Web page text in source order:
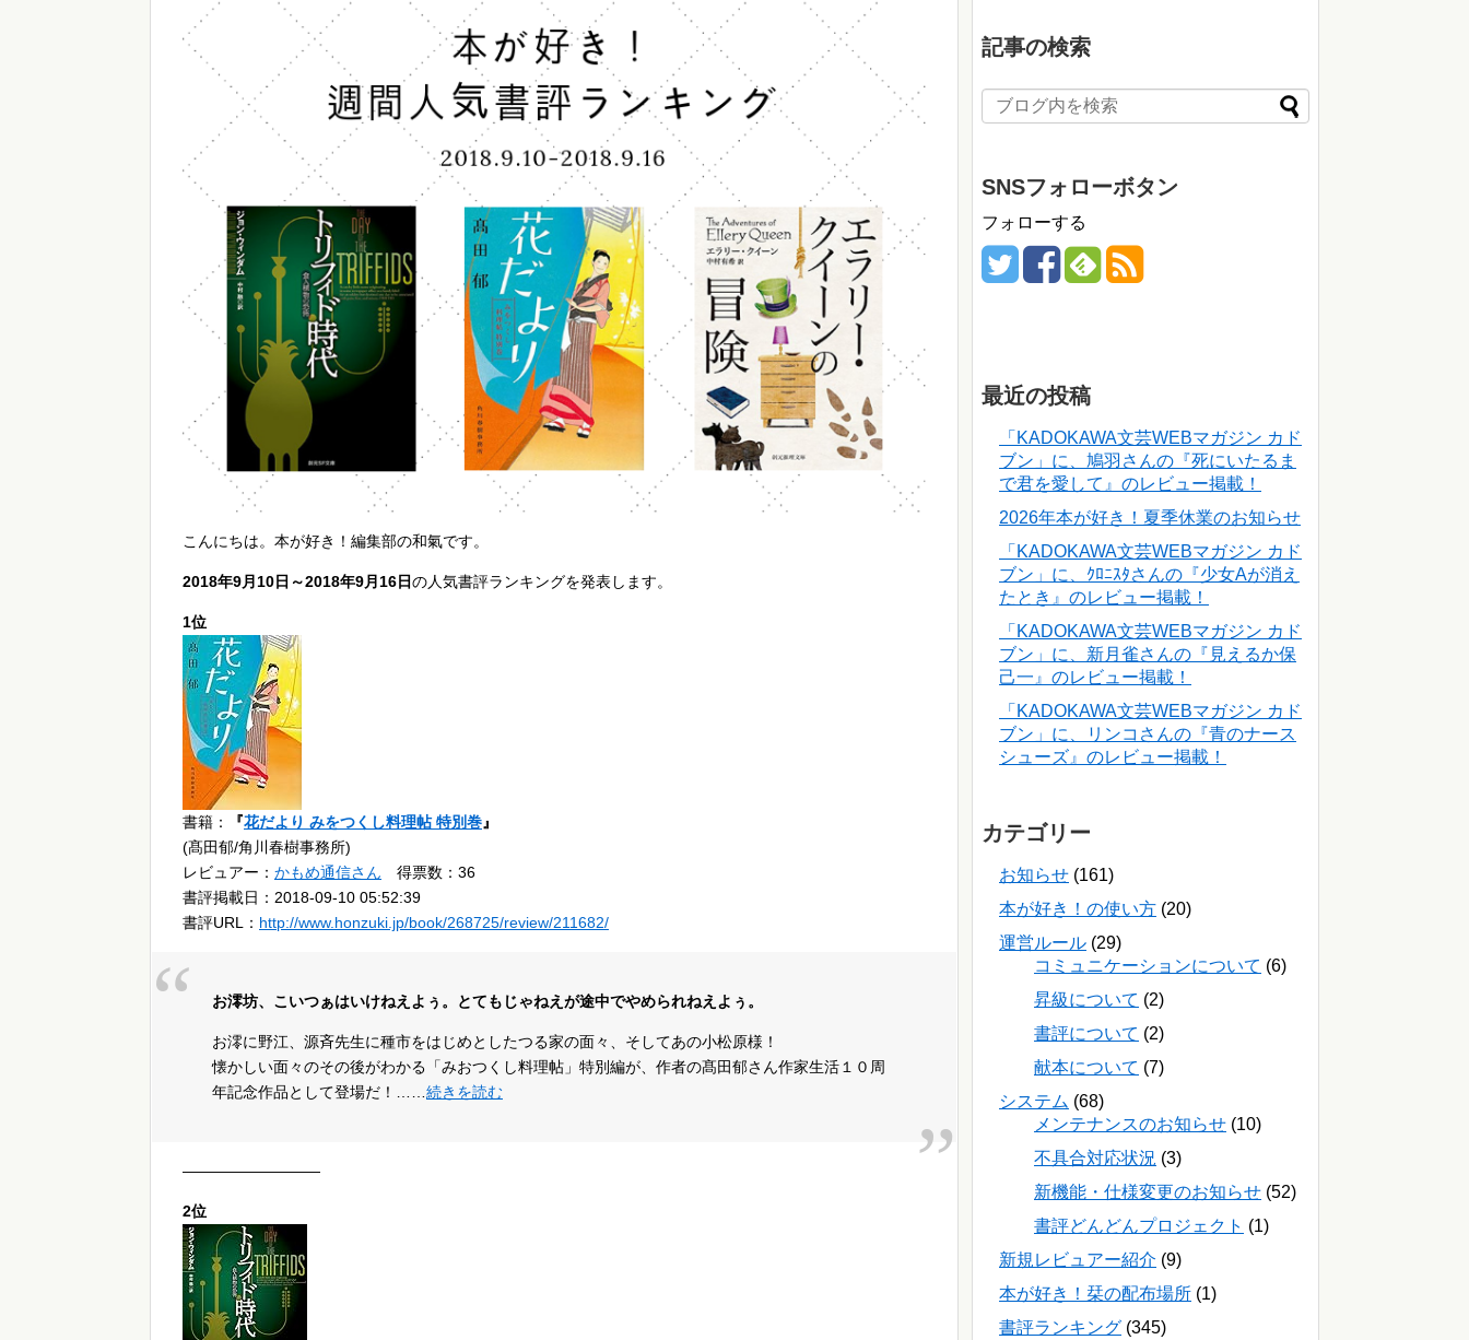
こんにちは。本が好き！編集部の和氣です。
2018年9月10日～2018年9月16日の人気書評ランキングを発表します。
1位
書籍： 『花だより みをつくし料理帖 特別巻』
(髙田郁/角川春樹事務所)
レビュアー： かもめ通信さん 得票数：36
書評掲載日：2018-09-10 05:52:39
書評URL： http://www.honzuki.jp/book/268725/review/211682/
お澪坊、こいつぁはいけねえよぅ。とてもじゃねえが途中でやめられねえよぅ。
お澪に野江、源斉先生に種市をはじめとしたつる家の面々、そしてあの小松原様！
懐かしい面々のその後がわかる「みおつくし料理帖」特別編が、作者の髙田郁さん作家生活１０周
年記念作品として登場だ！……続きを読む
—————————
2位
記事の検索
SNSフォローボタン
フォローする
最近の投稿
「KADOKAWA文芸WEBマガジン カド
ブン」に、鳩羽さんの『死にいたるま
で君を愛して』のレビュー掲載！
2026年本が好き！夏季休業のお知らせ
「KADOKAWA文芸WEBマガジン カド
ブン」に、ｸﾛﾆｽﾀさんの『少女Aが消え
たとき』のレビュー掲載！
「KADOKAWA文芸WEBマガジン カド
ブン」に、新月雀さんの『見えるか保
己一』のレビュー掲載！
「KADOKAWA文芸WEBマガジン カド
ブン」に、リンコさんの『青のナース
シューズ』のレビュー掲載！
カテゴリー
お知らせ (161)
本が好き！の使い方 (20)
運営ルール (29)
コミュニケーションについて (6)
昇級について (2)
書評について (2)
献本について (7)
システム (68)
メンテナンスのお知らせ (10)
不具合対応状況 (3)
新機能・仕様変更のお知らせ (52)
書評どんどんプロジェクト (1)
新規レビュアー紹介 (9)
本が好き！栞の配布場所 (1)
書評ランキング (345)